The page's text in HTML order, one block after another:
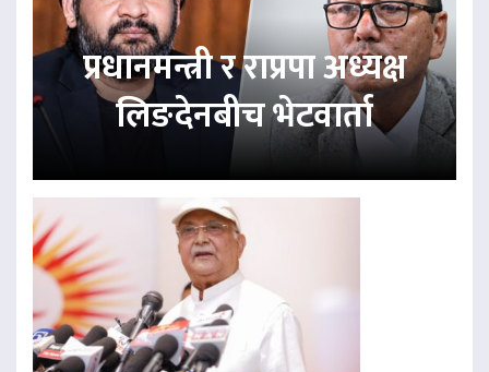
प्रधानमन्त्री र राप्रपा अध्यक्ष
लिङदेनबीच भेटवार्ता